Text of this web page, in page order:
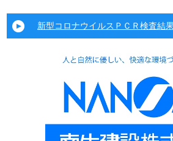
新型コロナウイルスＰＣＲ検査結